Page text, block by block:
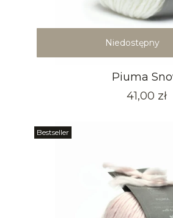
Niedostępny
Piuma
Cena
41,00 zł
Bestseller